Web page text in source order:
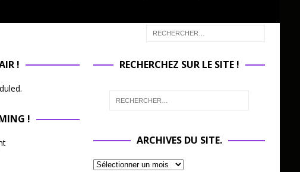
!
!
RECHERCHEZ SUR LE SITE !
ARCHIVES DU SITE.